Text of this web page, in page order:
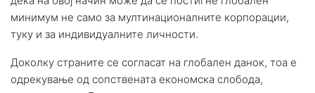
минимум не само за мултинационалните корпорации,
туку и за индивидуалните личности.
Доколку страните се согласат на глобален данок, тоа е
одрекување од сопствената економска слобода,